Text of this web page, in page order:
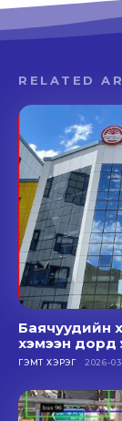
RELATED
Баячуудийн
хэмээн дорд
ГЭМТ ХЭРЭГ 2026-